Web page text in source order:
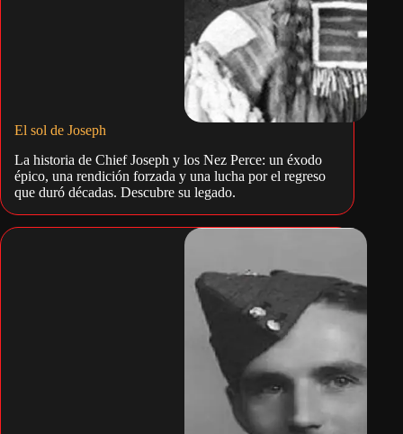
El sol de Joseph
La historia de Chief Joseph y los Nez Perce: un éxodo
épico, una rendición forzada y una lucha por el regreso
que duró décadas. Descubre su legado.